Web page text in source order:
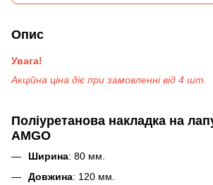
Опис
Увага!
Акційна ціна діє при замовленні від 4 шт.
Поліуретанова накладка на
AMGO
Ширина: 80 мм.
Довжина: 120 мм.